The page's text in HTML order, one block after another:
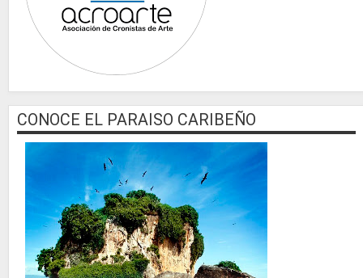
CONOCE EL PARAISO CARIBEÑO